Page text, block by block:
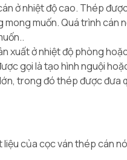
ở nhiệt độ cao. Thép
muốn. Quá trình cán
xuất ở nhiệt độ phòng
gọi là tạo hình nguội
trong đó thép được đưa
của cọc ván thép cán